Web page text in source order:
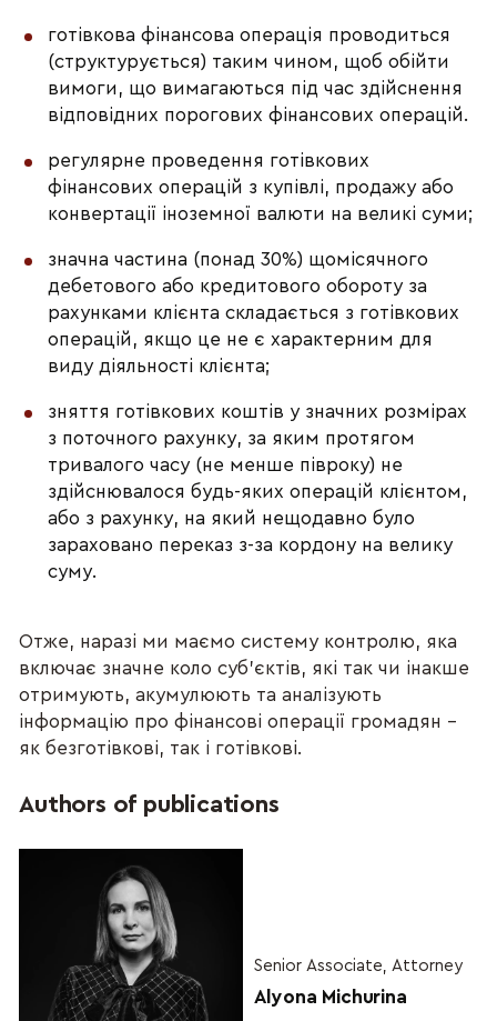
готівкова фінансова операція проводиться
(структурується) таким чином, щоб обійти
вимоги, що вимагаються під час здійснення
відповідних порогових фінансових операцій.
регулярне проведення готівкових
фінансових операцій з купівлі, продажу або
конвертації іноземної валюти на великі суми;
значна частина (понад 30%) щомісячного
дебетового або кредитового обороту за
рахунками клієнта складається з готівкових
операцій, якщо це не є характерним для
виду діяльності клієнта;
зняття готівкових коштів у значних розмірах
з поточного рахунку, за яким протягом
тривалого часу (не менше півроку) не
здійснювалося будь-яких операцій клієнтом,
або з рахунку, на який нещодавно було
зараховано переказ з-за кордону на велику
суму.
Отже, наразі ми маємо систему контролю, яка
включає значне коло суб’єктів, які так чи інакше
отримують, акумулюють та аналізують
інформацію про фінансові операції громадян –
як безготівкові, так і готівкові.
Authors of publications
Senior Associate, Attorney
Alyona Michurina